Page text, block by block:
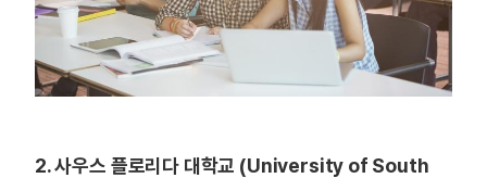
2. 사우스 플로리다 대학교 (University of South